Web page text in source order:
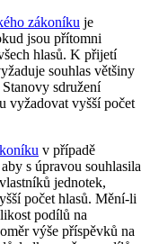
zákoníku je
jsou přítomni
hlasů. K přijetí
souhlas většiny
sdružení
vyžadovat vyšší počet
v případě
s úpravou souhlasila
jednotek,
počet hlasů. Mění-li
podílů na
výše příspěvků na